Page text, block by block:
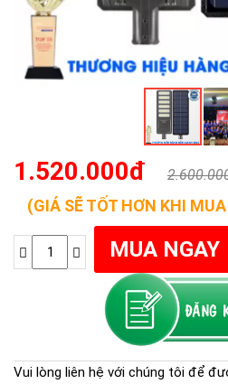
1.520.000đ
(GIÁ SẼ TỐT HƠN KHI
Vui lòng liên hệ với chúng tôi để